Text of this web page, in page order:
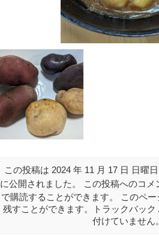
この投稿は 2024 年 11 月 17 日 日曜
に公開されました。 この投稿へのコ
で購読することができます。 このペ
残すことができます。トラックバッ
付けていません